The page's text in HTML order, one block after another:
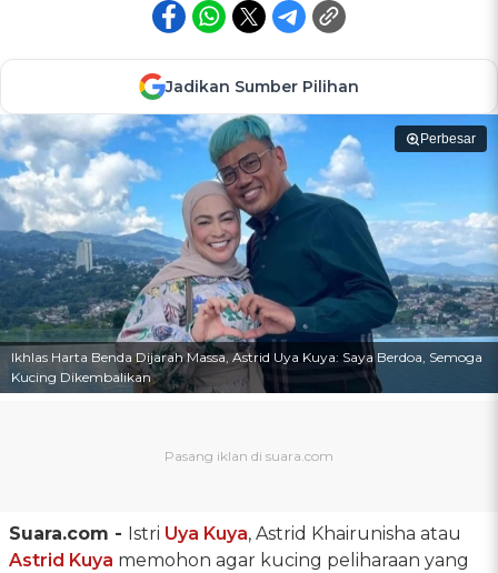
Jadikan Sumber Pilihan
Perbesar
Ikhlas Harta Benda Dijarah Massa, Astrid Uya Kuya: Saya Berdoa, Semoga
Kucing Dikembalikan
Suara.com - Istri Uya Kuya, Astrid Khairunisha atau
Astrid Kuya memohon agar kucing peliharaan yang